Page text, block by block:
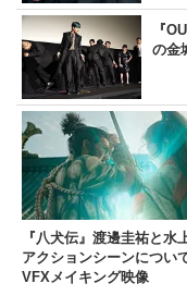
『
の金
『八犬伝』渡邊圭祐と水
アクションシーンについ
VFXメイキング映像